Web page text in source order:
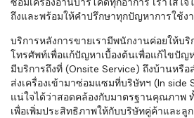
ถึงและพร้อมให้คำปรึกษาทุกปัญหาการใช้ง
บริการหลังการขายเรามีพนักงานค่อยให้บ
โทรศัพท์เพื่อแก้ปัญหาเบื้องต้นเพื่อแก้ไขปัญ
มีบริการถึงที่ (Onsite Service) ถึงบ้านหรื
ส่งเครื่องเข้ามาซ่อมแซมที่บริษัทฯ (In side
แน่ใจได้ว่าสอดคล้องกับมาตรฐานคุณภาพ
เพื่อเพิ่มประสิทธิภาพให้กับบริษัทคู่ค้าและลูก